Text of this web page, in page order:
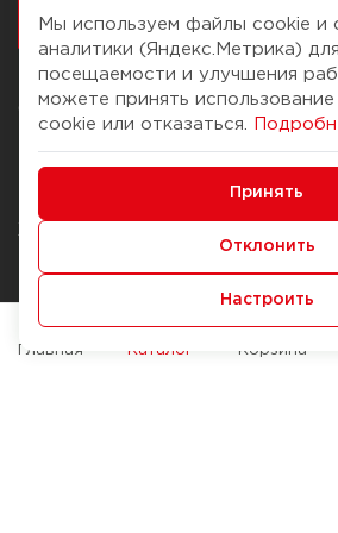
О компании
История Компании
Журнал
Наши марки
Брендирование
Помощь
Служба
Мы используем файлы cookie и
аналитики (Яндекс.Метрика)
посещаемости и улучшения
можете принять использование
cookie или отказаться.
Принять
Отклонить
Настроить
Главная Каталог Корзина